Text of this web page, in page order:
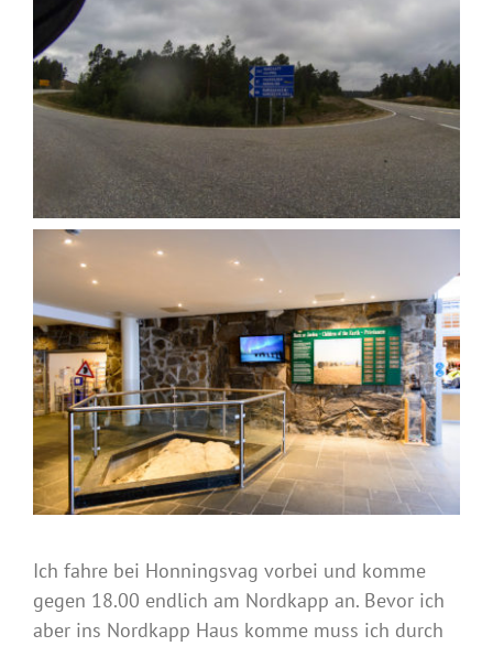
Ich fahre bei Honningsvag vorbei und komme
gegen 18.00 endlich am Nordkapp an. Bevor ich
aber ins Nordkapp Haus komme muss ich durch